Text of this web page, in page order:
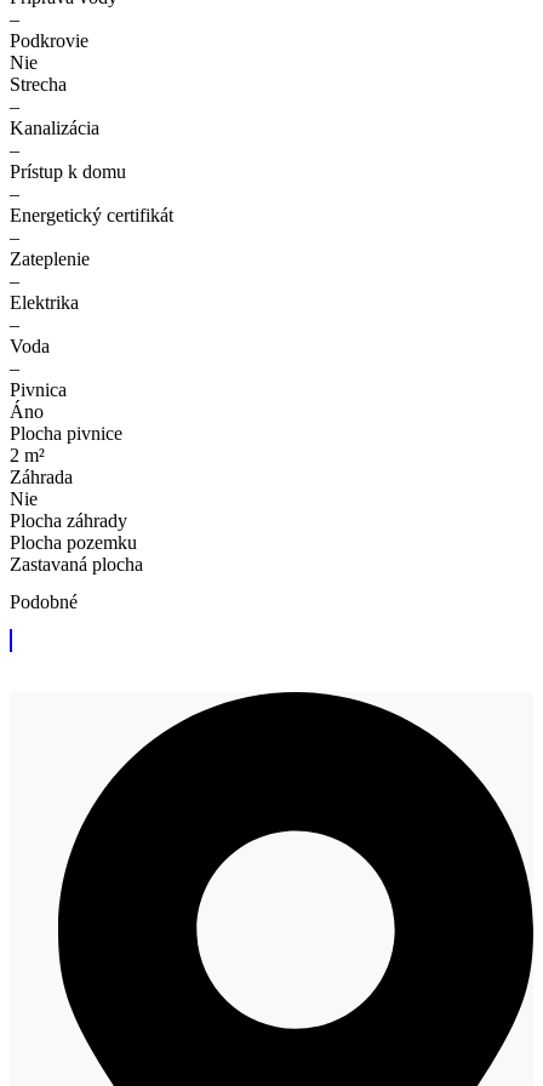
–
Podkrovie
Nie
Strecha
–
Kanalizácia
–
Prístup k domu
–
Energetický certifikát
–
Zateplenie
–
Elektrika
–
Voda
–
Pivnica
Áno
Plocha pivnice
2 m²
Záhrada
Nie
Plocha záhrady
Plocha pozemku
Zastavaná plocha
Podobné